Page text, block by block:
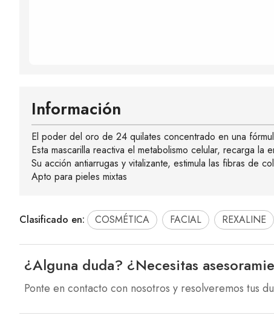
Información
El poder del oro de 24 quilates concentrado en una
Esta mascarilla reactiva el metabolismo celular, recarga la
Su acción antiarrugas y vitalizante, estimula las fibras de
Apto para pieles mixtas
Clasificado en: COSMÉTICA FACIAL REXALINE
¿Alguna duda? ¿Necesitas
Ponte en contacto con nosotros y resolveremos tus